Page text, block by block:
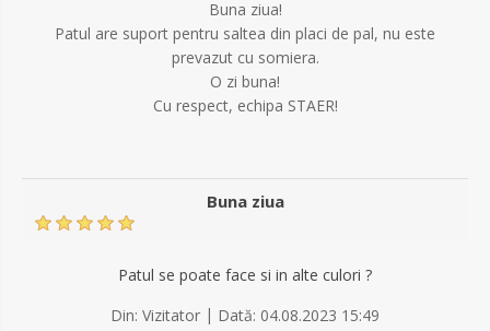
Buna ziua!
Patul are suport pentru saltea din placi de pal, nu este
prevazut cu somiera.
O zi buna!
Cu respect, echipa STAER!
Buna ziua
Patul se poate face si in alte culori ?
Din: Vizitator | Dată: 04.08.2023 15:49